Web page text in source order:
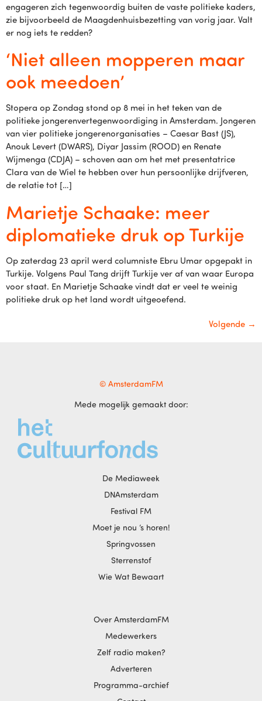
engageren zich tegenwoordig buiten de vaste politieke kaders,
zie bijvoorbeeld de Maagdenhuisbezetting van vorig jaar. Valt
er nog iets te redden?
‘Niet alleen mopperen maar
ook meedoen’
Stopera op Zondag stond op 8 mei in het teken van de
politieke jongerenvertegenwoordiging in Amsterdam. Jongeren
van vier politieke jongerenorganisaties – Caesar Bast (JS),
Anouk Levert (DWARS), Diyar Jassim (ROOD) en Renate
Wijmenga (CDJA) – schoven aan om het met presentatrice
Clara van de Wiel te hebben over hun persoonlijke drijfveren,
de relatie tot […]
Marietje Schaake: meer
diplomatieke druk op Turkije
Op zaterdag 23 april werd columniste Ebru Umar opgepakt in
Turkije. Volgens Paul Tang drijft Turkije ver af van waar Europa
voor staat. En Marietje Schaake vindt dat er veel te weinig
politieke druk op het land wordt uitgeoefend.
Volgende →
© AmsterdamFM
Mede mogelijk gemaakt door:
De Mediaweek
DNAmsterdam
Festival FM
Moet je nou ‘s horen!
Springvossen
Sterrenstof
Wie Wat Bewaart
Over AmsterdamFM
Medewerkers
Zelf radio maken?
Adverteren
Programma-archief